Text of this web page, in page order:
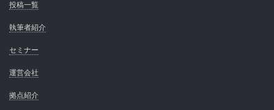
投稿一覧
執筆者紹介
セミナー
運営会社
拠点紹介